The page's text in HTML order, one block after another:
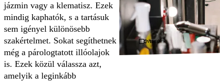
jázmin vagy a klematisz. Ezek
mindig kaphatók, s a tartásuk
sem igényel különösebb
szakértelmet. Sokat segíthetnek
még a párologtatott illóolajok
is. Ezek közül válassza azt,
amelyik a leginkább
Videó